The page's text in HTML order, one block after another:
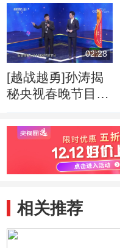
02:28
[越战越勇]孙涛揭
秘央视春晚节目审
相关推荐